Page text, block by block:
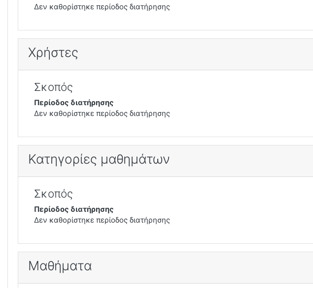
Δεν καθορίστηκε περίοδος διατήρησης
Χρήστες
Σκοπός
Περίοδος διατήρησης
Δεν καθορίστηκε περίοδος διατήρησης
Κατηγορίες μαθημάτων
Σκοπός
Περίοδος διατήρησης
Δεν καθορίστηκε περίοδος διατήρησης
Μαθήματα